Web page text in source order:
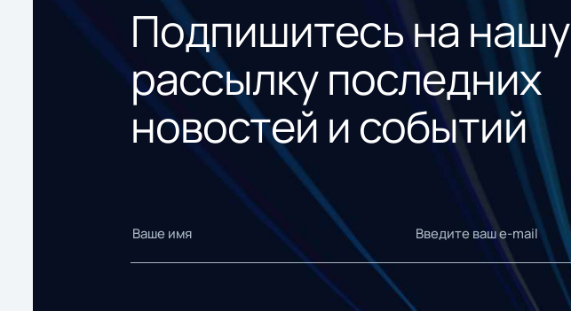
Подпишитесь на нашу
рассылку последних
новостей и событий